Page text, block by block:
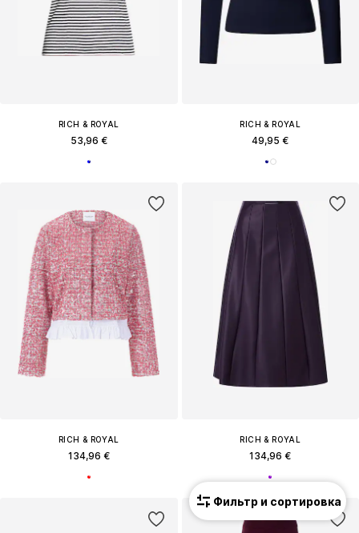
RICH & ROYAL
53,96 €
RICH & ROYAL
49,95 €
RICH & ROYAL
134,96 €
RICH & ROYAL
134,96 €
Фильтр и сортировка